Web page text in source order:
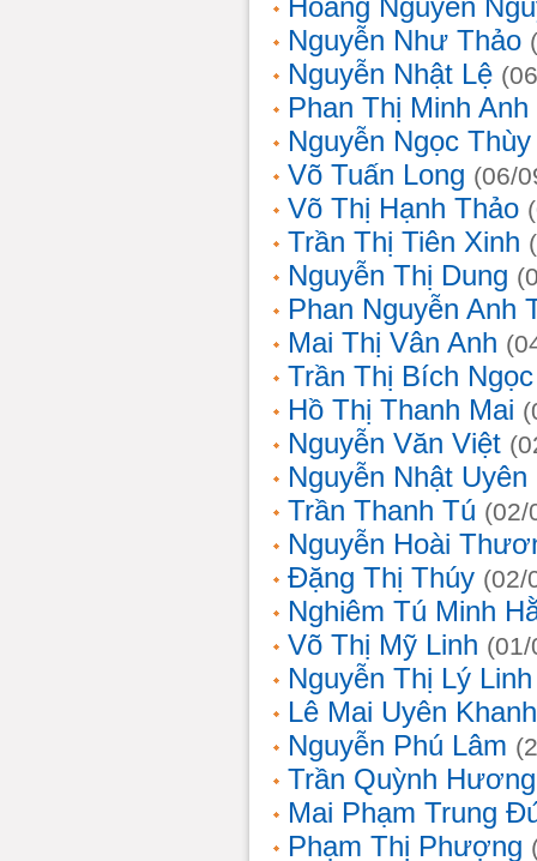
Hoàng Nguyễn
Nguyễn Như Thảo
Nguyễn Nhật Lệ
Phan Thị Minh Anh
Nguyễn Ngọc
Võ Tuấn Long (06/
Võ Thị Hạnh Thảo
Trần Thị Tiên Xinh
Nguyễn Thị Dung
Phan Nguyễn Anh
Mai Thị Vân Anh
Trần Thị Bích Ngọc
Hồ Thị Thanh Mai
Nguyễn Văn Việt
Nguyễn Nhật Uyên
Trần Thanh Tú (02/
Nguyễn Hoài
Đặng Thị Thúy (02/
Nghiêm Tú Minh
Võ Thị Mỹ Linh
Nguyễn Thị Lý Linh
Lê Mai Uyên Khanh
Nguyễn Phú Lâm
Trần Quỳnh Hương
Mai Phạm Trung
Phạm Thị Phượng